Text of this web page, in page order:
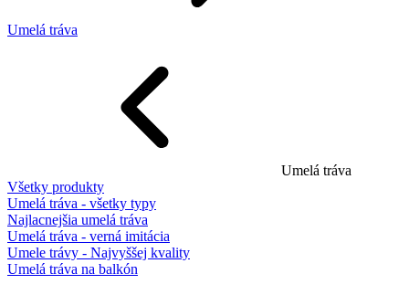
Umelá tráva
Umelá tráva
Všetky produkty
Umelá tráva - všetky typy
Najlacnejšia umelá tráva
Umelá tráva - verná imitácia
Umele trávy - Najvyššej kvality
Umelá tráva na balkón